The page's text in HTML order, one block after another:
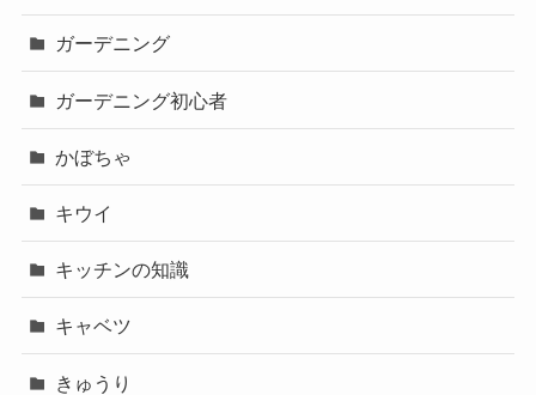
ガーデニング
ガーデニング初心者
かぼちゃ
キウイ
キッチンの知識
キャベツ
きゅうり